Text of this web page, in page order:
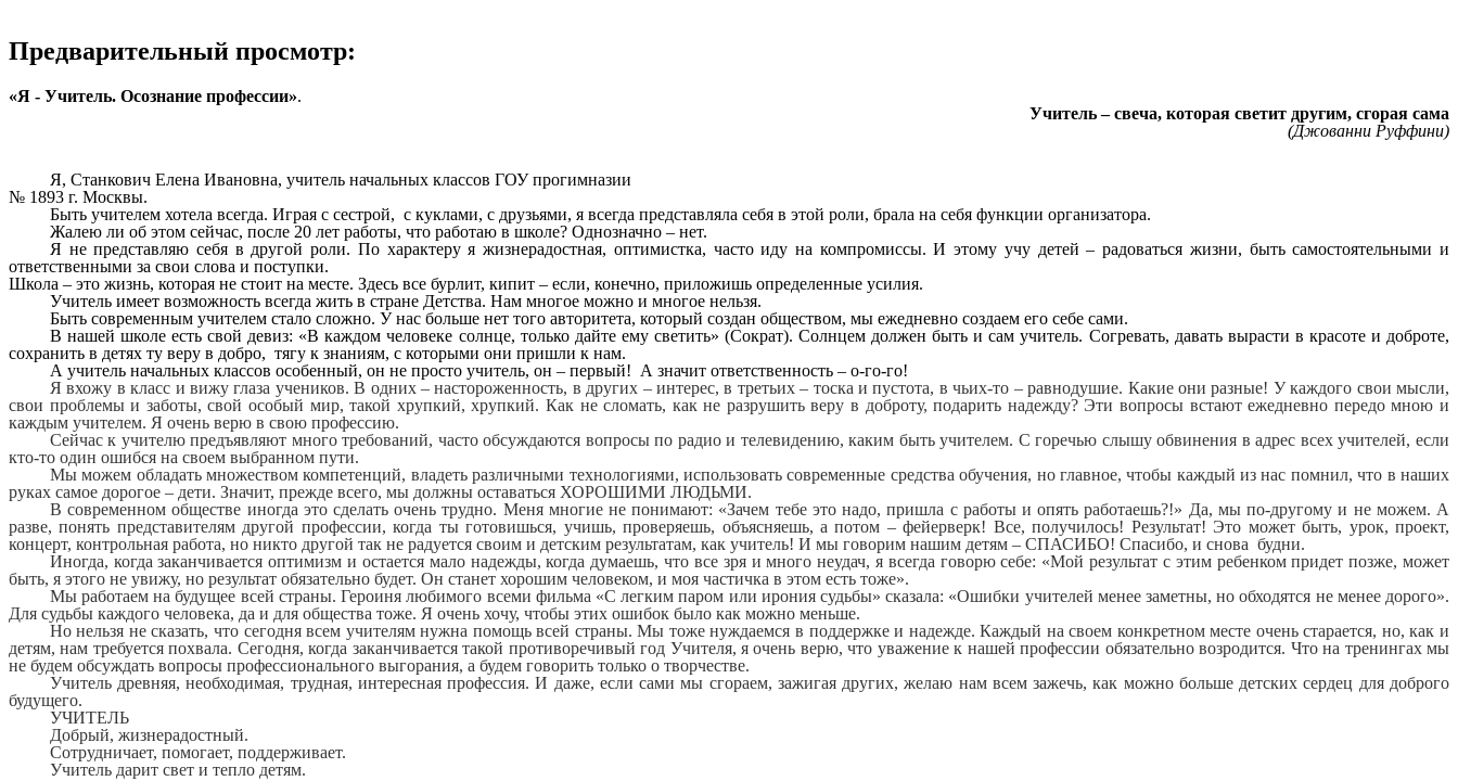
Предварительный просмотр:
«Я - Учитель. Осознание профессии».
Учитель – свеча, которая светит другим, сгорая сама
(Джованни Руффини)
Я, Станкович Елена Ивановна, учитель начальных классов ГОУ прогимназии
№ 1893 г. Москвы.
Быть учителем хотела всегда. Играя с сестрой, с куклами, с друзьями, я всегда представляла себя в этой роли, брала на себя функции организатора.
Жалею ли об этом сейчас, после 20 лет работы, что работаю в школе? Однозначно – нет.
Я не представляю себя в другой роли. По характеру я жизнерадостная, оптимистка, часто иду на компромиссы. И этому учу детей – радоваться жизни, быть самостоятельными и
ответственными за свои слова и поступки.
Школа – это жизнь, которая не стоит на месте. Здесь все бурлит, кипит – если, конечно, приложишь определенные усилия.
Учитель имеет возможность всегда жить в стране Детства. Нам многое можно и многое нельзя.
Быть современным учителем стало сложно. У нас больше нет того авторитета, который создан обществом, мы ежедневно создаем его себе сами.
В нашей школе есть свой девиз: «В каждом человеке солнце, только дайте ему светить» (Сократ). Солнцем должен быть и сам учитель. Согревать, давать вырасти в красоте и доброте,
сохранить в детях ту веру в добро, тягу к знаниям, с которыми они пришли к нам.
А учитель начальных классов особенный, он не просто учитель, он – первый! А значит ответственность – о-го-го!
Я вхожу в класс и вижу глаза учеников. В одних – настороженность, в других – интерес, в третьих – тоска и пустота, в чьих-то – равнодушие. Какие они разные! У каждого свои мысли,
свои проблемы и заботы, свой особый мир, такой хрупкий, хрупкий. Как не сломать, как не разрушить веру в доброту, подарить надежду? Эти вопросы встают ежедневно передо мною и
каждым учителем. Я очень верю в свою профессию.
Сейчас к учителю предъявляют много требований, часто обсуждаются вопросы по радио и телевидению, каким быть учителем. С горечью слышу обвинения в адрес всех учителей, если
кто-то один ошибся на своем выбранном пути.
Мы можем обладать множеством компетенций, владеть различными технологиями, использовать современные средства обучения, но главное, чтобы каждый из нас помнил, что в наших
руках самое дорогое – дети. Значит, прежде всего, мы должны оставаться ХОРОШИМИ ЛЮДЬМИ.
В современном обществе иногда это сделать очень трудно. Меня многие не понимают: «Зачем тебе это надо, пришла с работы и опять работаешь?!» Да, мы по-другому и не можем. А
разве, понять представителям другой профессии, когда ты готовишься, учишь, проверяешь, объясняешь, а потом – фейерверк! Все, получилось! Результат! Это может быть, урок, проект,
концерт, контрольная работа, но никто другой так не радуется своим и детским результатам, как учитель! И мы говорим нашим детям – СПАСИБО! Спасибо, и снова будни.
Иногда, когда заканчивается оптимизм и остается мало надежды, когда думаешь, что все зря и много неудач, я всегда говорю себе: «Мой результат с этим ребенком придет позже, может
быть, я этого не увижу, но результат обязательно будет. Он станет хорошим человеком, и моя частичка в этом есть тоже».
Мы работаем на будущее всей страны. Героиня любимого всеми фильма «С легким паром или ирония судьбы» сказала: «Ошибки учителей менее заметны, но обходятся не менее дорого».
Для судьбы каждого человека, да и для общества тоже. Я очень хочу, чтобы этих ошибок было как можно меньше.
Но нельзя не сказать, что сегодня всем учителям нужна помощь всей страны. Мы тоже нуждаемся в поддержке и надежде. Каждый на своем конкретном месте очень старается, но, как и
детям, нам требуется похвала. Сегодня, когда заканчивается такой противоречивый год Учителя, я очень верю, что уважение к нашей профессии обязательно возродится. Что на тренингах мы
не будем обсуждать вопросы профессионального выгорания, а будем говорить только о творчестве.
Учитель древняя, необходимая, трудная, интересная профессия. И даже, если сами мы сгораем, зажигая других, желаю нам всем зажечь, как можно больше детских сердец для доброго
будущего.
УЧИТЕЛЬ
Добрый, жизнерадостный.
Сотрудничает, помогает, поддерживает.
Учитель дарит свет и тепло детям.